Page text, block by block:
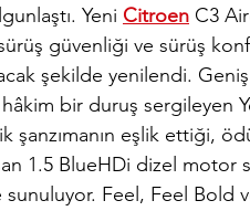
Yeni Citroen C3
güvenliği ve sürüş
şekilde yenilendi.
bir duruş sergileyen
eşlik ettiği,
1.5 BlueHDi dizel motor
Feel, Feel Bold